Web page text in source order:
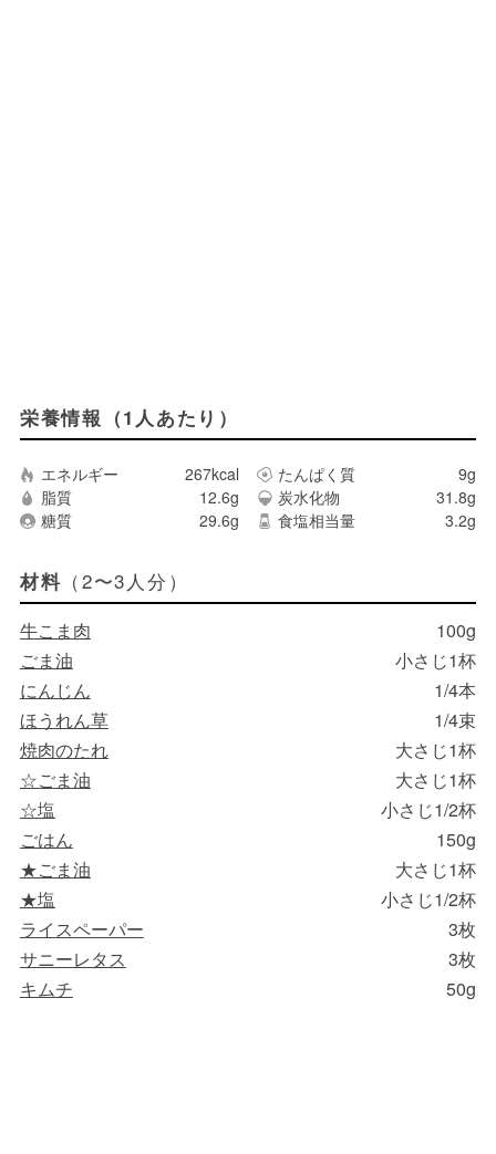
栄養情報（1人あたり）
エネルギー 267kcal たんぱく質
9g
脂質
12.6g 炭水化物
31.8g
糖質
29.6g 食塩相当量 3.2g
材料 （2〜3人分）
牛こま肉
100g
ごま油
小さじ1杯
にんじん
1/4本
ほうれん草
1/4束
焼肉のたれ
大さじ1杯
☆ごま油
大さじ1杯
☆塩
小さじ1/2杯
ごはん
150g
★ごま油
大さじ1杯
★塩
小さじ1/2杯
ライスペーパー
3枚
サニーレタス
3枚
キムチ
50g